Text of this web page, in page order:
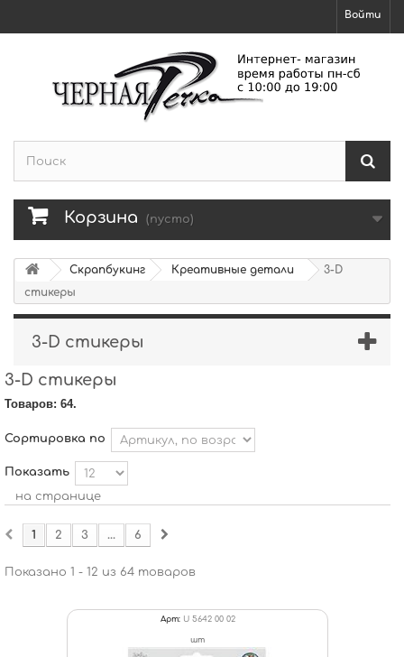
Войти
Корзина (пусто)
Скрапбукинг Креативные детали
3-D
стикеры
3-D стикеры
3-D стикеры
Товаров: 64.
Сортировка по
Показать
на странице
1 2 3 ... 6
Показано 1 - 12 из 64 товаров
Арт: U 5642 00 02
шт